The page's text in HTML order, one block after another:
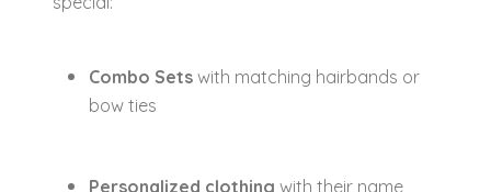
Combo Sets with matching hairbands or
bow ties
Personalized clothing with their name